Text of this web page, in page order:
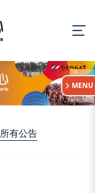
所有公告
MENU